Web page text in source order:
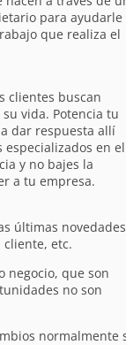
para ayudarle
que realiza el
clientes buscan
vida. Potencia tu
dar respuesta allí
en el
y no bajes la
a tu empresa.
últimas novedades
etc.
negocio, que son
no son
normalmente